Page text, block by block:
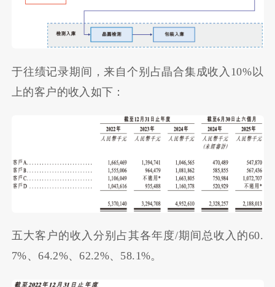
于往绩记录期间，来自个别占晶合集成收入10%以
上的客户的收入如下：
五大客户的收入分别占其各年度/期间总收入的60.
7%、64.2%、62.2%、58.1%。